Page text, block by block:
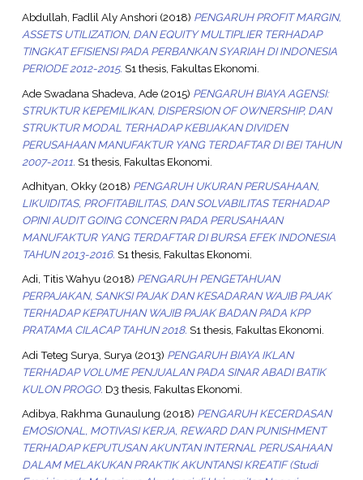
Abdullah, Fadlil Aly Anshori (2018) PENGARUH PROFIT MARGIN,
ASSETS UTILIZATION, DAN EQUITY MULTIPLIER TERHADAP
TINGKAT EFISIENSI PADA PERBANKAN SYARIAH DI INDONESIA
PERIODE 2012-2015. S1 thesis, Fakultas Ekonomi.
Ade Swadana Shadeva, Ade(2015) PENGARUH BIAYA AGENSI:
STRUKTUR KEPEMILIKAN, DISPERSION OF OWNERSHIP, DAN
STRUKTUR MODAL TERHADAP KEBIJAKAN DIVIDEN
PERUSAHAAN MANUFAKTUR YANG TERDAFTAR DI BEI TAHUN
2007-2011. S1 thesis, Fakultas Ekonomi.
Adhityan, Okky(2018) PENGARUH UKURAN PERUSAHAAN,
LIKUIDITAS, PROFITABILITAS, DAN SOLVABILITAS TERHADAP
OPINI AUDIT GOING CONCERN PADA PERUSAHAAN
MANUFAKTUR YANG TERDAFTAR DI BURSA EFEK INDONESIA
TAHUN 2013-2016. S1 thesis, Fakultas Ekonomi.
Adi, Titis Wahyu(2018) PENGARUH PENGETAHUAN
PERPAJAKAN, SANKSI PAJAK DAN KESADARAN WAJIB PAJAK
TERHADAP KEPATUHAN WAJIB PAJAK BADAN PADA KPP
PRATAMA CILACAP TAHUN 2018. S1 thesis, Fakultas Ekonomi.
Adi Teteg Surya, Surya (2013) PENGARUH BIAYA IKLAN
TERHADAP VOLUME PENJUALAN PADA SINAR ABADI BATIK
KULON PROGO. D3 thesis, Fakultas Ekonomi.
Adibya, Rakhma Gunaulung (2018) PENGARUH KECERDASAN
EMOSIONAL, MOTIVASI KERJA, REWARD DAN PUNISHMENT
TERHADAP KEPUTUSAN AKUNTAN INTERNAL PERUSAHAAN
DALAM MELAKUKAN PRAKTIK AKUNTANSI KREATIF (Studi